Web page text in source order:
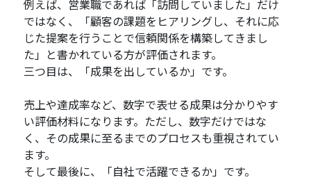
例えば、営業職であれば「訪問していました」だけ
ではなく、「顧客の課題をヒアリングし、それに応
じた提案を行うことで信頼関係を構築してきまし
た」と書かれている方が評価されます。
三つ目は、「成果を出しているか」です。
売上や達成率など、数字で表せる成果は分かりやす
い評価材料になります。ただし、数字だけではな
く、その成果に至るまでのプロセスも重視されてい
ます。
そして最後に、「自社で活躍できるか」です。